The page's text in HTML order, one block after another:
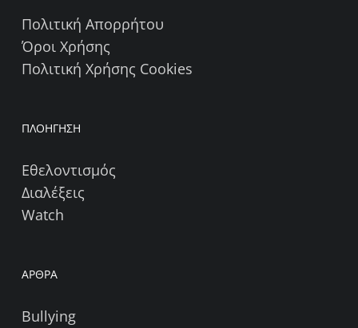
Πολιτική Απορρήτου
Όροι Χρήσης
Πολιτική Χρήσης Cookies
ΠΛΟΗΓΗΣΗ
Εθελοντισμός
Διαλέξεις
Watch
ΑΡΘΡΑ
Bullying